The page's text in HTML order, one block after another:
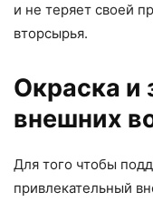
и не теряет своей
вторсырья.
Окраска и
внешних
Для того чтобы
привлекательный